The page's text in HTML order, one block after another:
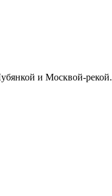
и Москвой-рекой.